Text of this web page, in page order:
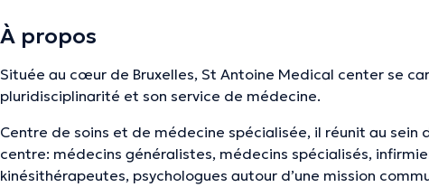
À propos
Située au cœur de Bruxelles, St Antoine Medical center se
pluridisciplinarité et son service de médecine.
Centre de soins et de médecine spécialisée, il réunit au sein
centre: médecins généralistes, médecins spécialisés,
kinésithérapeutes, psychologues autour d’une mission